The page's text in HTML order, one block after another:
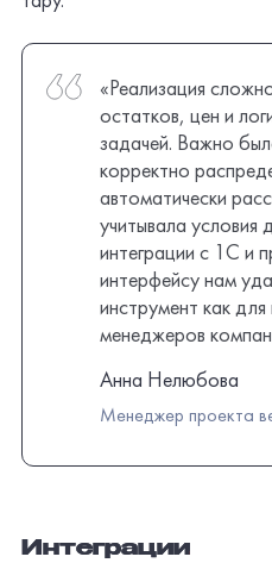
инструмент как
Анна Нелюбова
Менеджер проекта
Интеграции
Автоматическая
остатках, ценах,
статус выполнения